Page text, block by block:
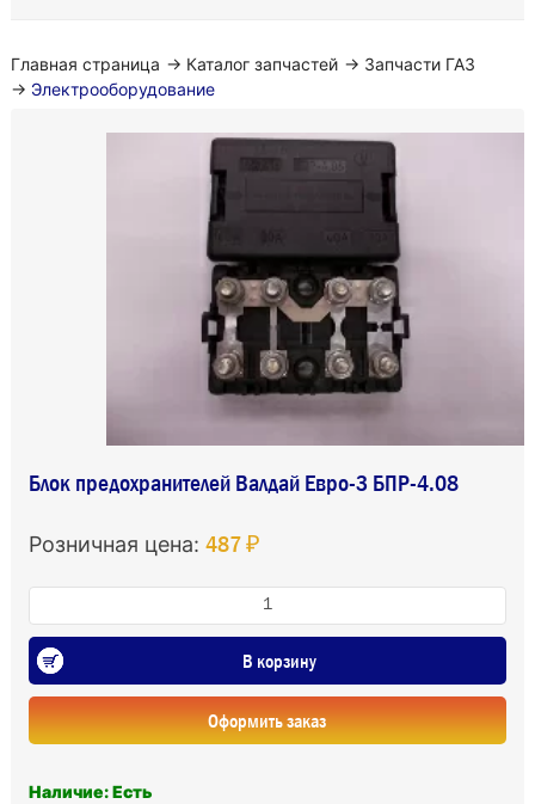
Главная страница → Каталог запчастей → Запчасти ГАЗ
→ Электрооборудование
Блок предохранителей Валдай Евро-3 БПР-4.08
Розничная цена: 487 ₽
В корзину
Оформить заказ
Наличие: Есть